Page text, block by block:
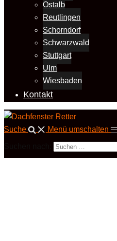
Ostalb
Reutlingen
Schorndorf
Schwarzwald
Stuttgart
Ulm
Wiesbaden
Kontakt
Suche Menü umschalten